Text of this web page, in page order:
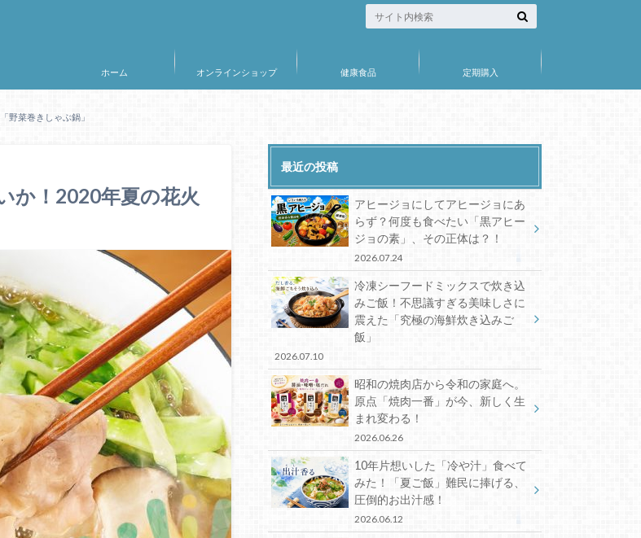
ホーム オンラインショップ 健康食品 定期購入
野菜巻きしゃぶ鍋」
か！2020年夏の花火
最近の投稿
アヒージョにしてアヒージョにあ
らず？何度も食べたい「黒アヒー
ジョの素」、その正体は？！
2026.07.24
冷凍シーフードミックスで炊き込
みご飯！不思議すぎる美味しさに
震えた「究極の海鮮炊き込みご
飯」
2026.07.10
昭和の焼肉店から令和の家庭へ。
原点「焼肉一番」が今、新しく生
まれ変わる！
2026.06.26
10年片想いした「冷や汁」食べて
みた！「夏ご飯」難民に捧げる、
圧倒的お出汁感！
2026.06.12